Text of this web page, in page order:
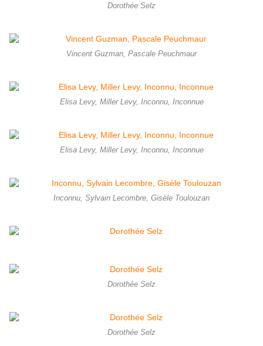
Dorothée Selz
Vincent Guzman, Pascale Peuchmaur
Elisa Levy, Miller Levy, Inconnu, Inconnue
Elisa Levy, Miller Levy, Inconnu, Inconnue
Inconnu, Sylvain Lecombre, Gisèle Toulouzan
Dorothée Selz
Dorothée Selz